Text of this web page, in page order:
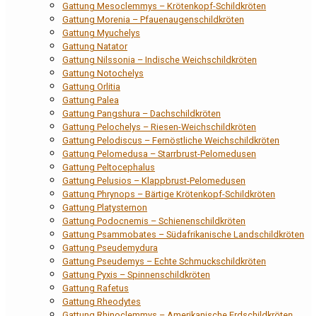
Gattung Mesoclemmys – Krötenkopf-Schildkröten
Gattung Morenia – Pfauenaugenschildkröten
Gattung Myuchelys
Gattung Natator
Gattung Nilssonia – Indische Weichschildkröten
Gattung Notochelys
Gattung Orlitia
Gattung Palea
Gattung Pangshura – Dachschildkröten
Gattung Pelochelys – Riesen-Weichschildkröten
Gattung Pelodiscus – Fernöstliche Weichschildkröten
Gattung Pelomedusa – Starrbrust-Pelomedusen
Gattung Peltocephalus
Gattung Pelusios – Klappbrust-Pelomedusen
Gattung Phrynops – Bärtige Krötenkopf-Schildkröten
Gattung Platysternon
Gattung Podocnemis – Schienenschildkröten
Gattung Psammobates – Südafrikanische Landschildkröten
Gattung Pseudemydura
Gattung Pseudemys – Echte Schmuckschildkröten
Gattung Pyxis – Spinnenschildkröten
Gattung Rafetus
Gattung Rheodytes